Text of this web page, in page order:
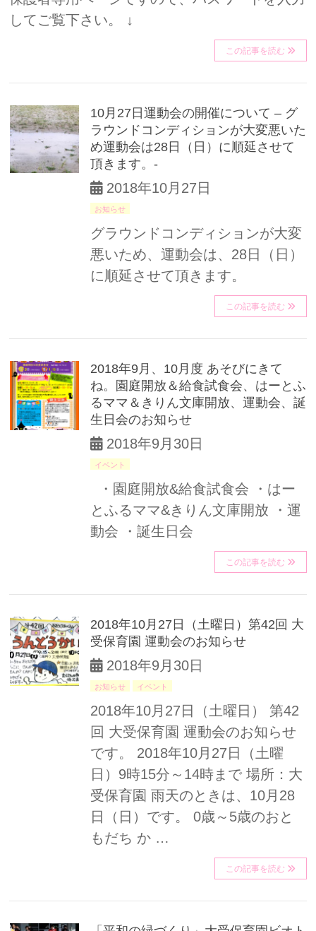
してご覧下さい。 ↓
この記事を読む
10月27日運動会の開催について – グ
ラウンドコンディションが大変悪いた
め運動会は28日（日）に順延させて
頂きます。-
2018年10月27日
お知らせ
グラウンドコンディションが大変
悪いため、運動会は、28日（日）
に順延させて頂きます。
この記事を読む
2018年9月、10月度 あそびにきて
ね。園庭開放＆給食試食会、はーとふ
るママ＆きりん文庫開放、運動会、誕
生日会のお知らせ
2018年9月30日
イベント
・園庭開放&給食試食会 ・はー
とふるママ&きりん文庫開放 ・運
動会 ・誕生日会
この記事を読む
2018年10月27日（土曜日）第42回 大
受保育園 運動会のお知らせ
2018年9月30日
お知らせ イベント
2018年10月27日（土曜日） 第42
回 大受保育園 運動会のお知らせ
です。 2018年10月27日（土曜
日）9時15分～14時まで 場所：大
受保育園 雨天のときは、10月28
日（日）です。 0歳～5歳のおと
もだち か …
この記事を読む